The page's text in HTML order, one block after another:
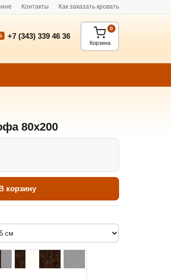
Контакты Как заказать кровать
+7 (343) 339 46 36
Корзина
0
80x200
корзину